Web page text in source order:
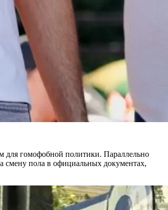
для гомофобной политики. Параллельно
смену пола в официальных документах,